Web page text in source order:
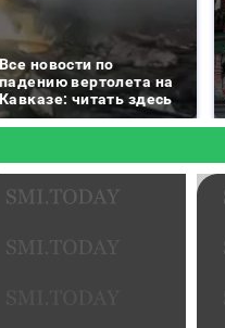
Все новости по
падению вертолета на
Кавказе: читать здесь